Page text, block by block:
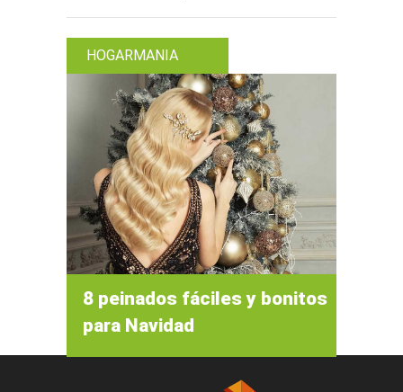
HOGARMANIA
8 peinados fáciles y bonitos
para Navidad